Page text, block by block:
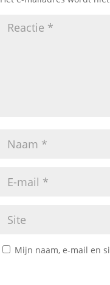
Mijn naam, e-mail en